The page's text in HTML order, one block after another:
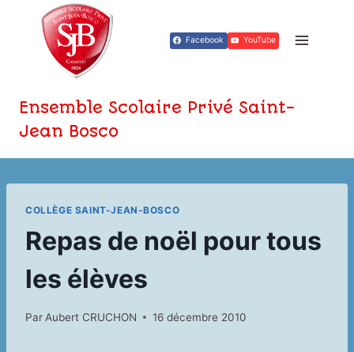
contenu
Facebook YouTube
Ensemble Scolaire Privé Saint-
Jean Bosco
COLLÈGE SAINT-JEAN-BOSCO
Repas de noël pour tous
les élèves
Par Aubert CRUCHON 16 décembre 2010